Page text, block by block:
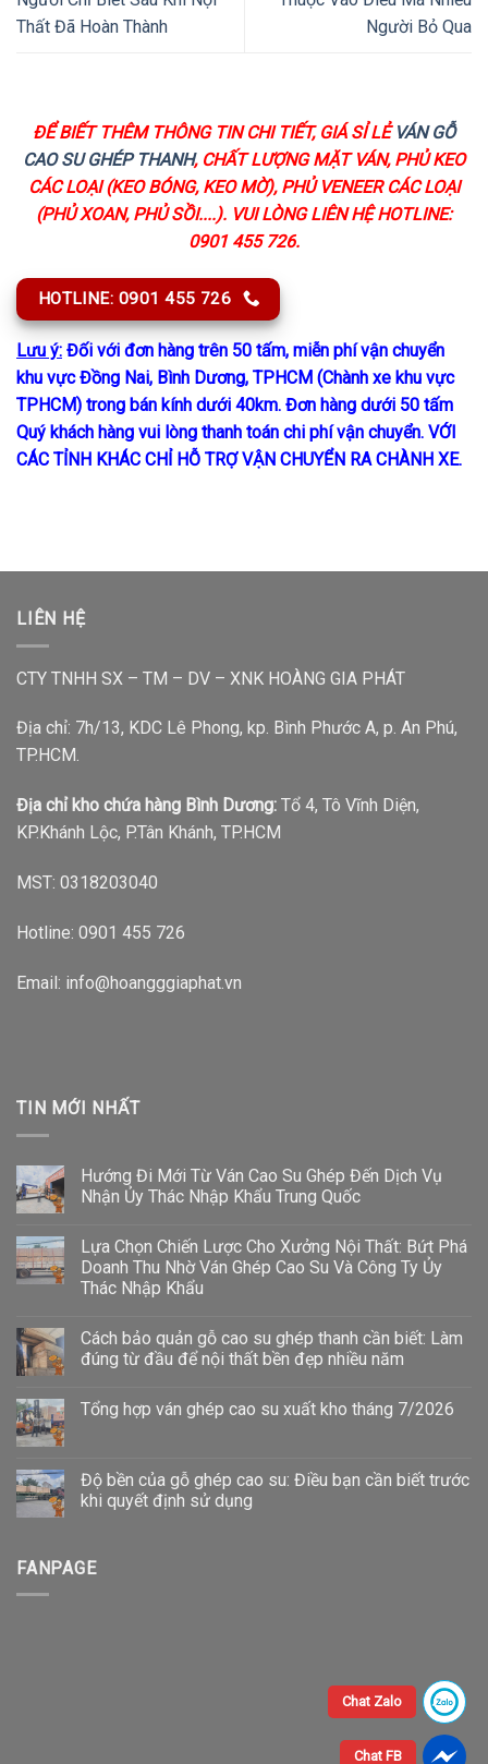
Thất Đã Hoàn Thành
Người Bỏ Qua
ĐỂ BIẾT THÊM THÔNG TIN CHI TIẾT, GIÁ SỈ LẺ VÁN GỖ
CAO SU GHÉP THANH, CHẤT LƯỢNG MẶT VÁN, PHỦ KEO
CÁC LOẠI (KEO BÓNG, KEO MỜ), PHỦ VENEER CÁC LOẠI
(PHỦ XOAN, PHỦ SỒI....). VUI LÒNG LIÊN HỆ HOTLINE:
0901 455 726.
HOTLINE: 0901 455 726
Lưu ý: Đối với đơn hàng trên 50 tấm, miễn phí vận chuyển
khu vực Đồng Nai, Bình Dương, TPHCM (Chành xe khu vực
TPHCM) trong bán kính dưới 40km. Đơn hàng dưới 50 tấm
Quý khách hàng vui lòng thanh toán chi phí vận chuyển. VỚI
CÁC TỈNH KHÁC CHỈ HỖ TRỢ VẬN CHUYỂN RA CHÀNH XE.
LIÊN HỆ
CTY TNHH SX – TM – DV – XNK HOÀNG GIA PHÁT
Địa chỉ: 7h/13, KDC Lê Phong, kp. Bình Phước A, p. An Phú,
TP.HCM.
Địa chỉ kho chứa hàng Bình Dương: Tổ 4, Tô Vĩnh Diện,
KP.Khánh Lộc, P.Tân Khánh, TP.HCM
MST: 0318203040
Hotline: 0901 455 726
Email: info@hoangggiaphat.vn
TIN MỚI NHẤT
Hướng Đi Mới Từ Ván Cao Su Ghép Đến Dịch Vụ
Nhận Ủy Thác Nhập Khẩu Trung Quốc
Lựa Chọn Chiến Lược Cho Xưởng Nội Thất: Bứt Phá
Doanh Thu Nhờ Ván Ghép Cao Su Và Công Ty Ủy
Thác Nhập Khẩu
Cách bảo quản gỗ cao su ghép thanh cần biết: Làm
đúng từ đầu để nội thất bền đẹp nhiều năm
Tổng hợp ván ghép cao su xuất kho tháng 7/2026
Độ bền của gỗ ghép cao su: Điều bạn cần biết trước
khi quyết định sử dụng
FANPAGE
Chat Zalo
Chat FB